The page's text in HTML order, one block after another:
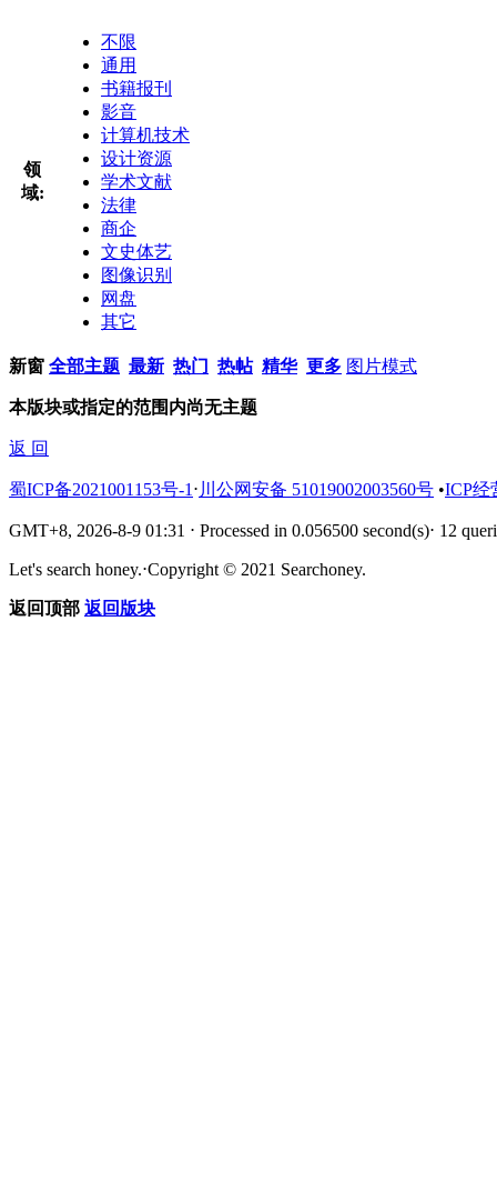
领
域:
不限
通用
书籍报刊
影音
计算机技术
设计资源
学术文献
法律
商企
文史体艺
图像识别
网盘
其它
新窗 全部主题 最新 热门 热帖 精华 更多 图片模式
本版块或指定的范围内尚无主题
返 回
蜀ICP备2021001153号-1 ⋅ 川公网安备 51019002003560号 •ICP经
GMT+8, 2026-8-9 01:31 ⋅ Processed in 0.056500 second(s)⋅ 12
Let's search honey.⋅Copyright © 2021 Searchoney.
返回顶部 返回版块